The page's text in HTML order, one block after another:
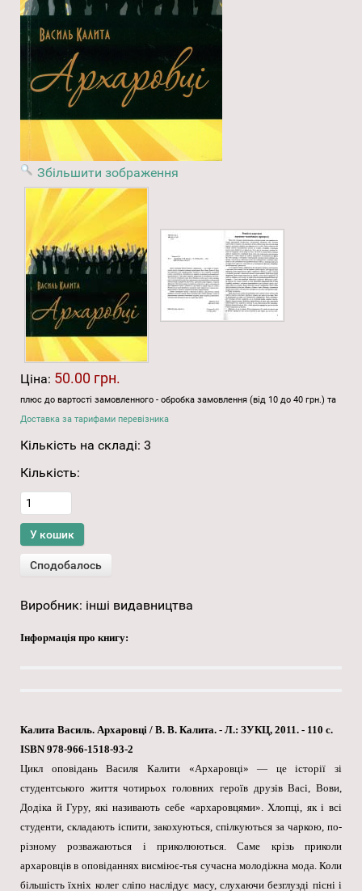
Збільшити зображення
Ціна: 50.00 грн.
плюс до вартості замовленного - обробка замовлення (від 10 до 40 грн.) та
Доставка за тарифами перевізника
Кількість на складі: 3
Кількість:
Виробник: інші видавництва
Інформація про книгу:
Калита Василь. Архаровці / В. В. Калита. - Л.: ЗУКЦ, 2011. - 110 с.
ISBN 978-966-1518-93-2
Цикл оповідань Василя Калити «Архаровці» — це історії зі
студентського життя чотирьох головних героїв друзів Васі, Вови,
Додіка й Гуру, які називають себе «архаровцями». Хлопці, як і всі
студенти, складають іспити, закохуються, спілкуються за чаркою, по-
різному розважаються і приколюються. Саме крізь приколи
архаровців в оповіданнях висміює-тья сучасна молодіжна мода. Коли
більшість їхніх колег сліпо наслідує масу, слухаючи безглузді пісні і